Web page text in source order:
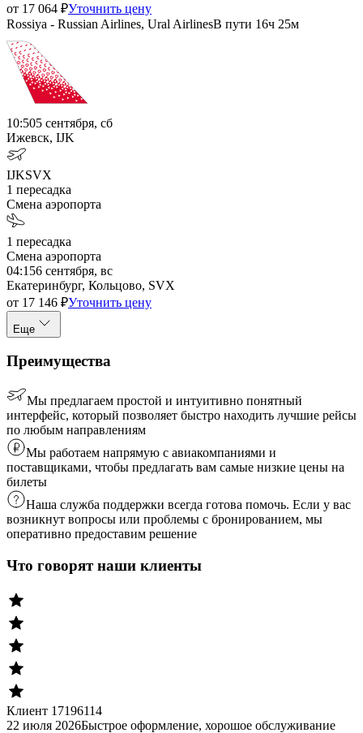
от 17 064 ₽Уточнить цену
Rossiya - Russian Airlines, Ural AirlinesВ пути 16ч 25м
10:505 сентября, сб
Ижевск, IJK
IJKSVX
1 пересадка
Смена аэропорта
1 пересадка
Смена аэропорта
04:156 сентября, вс
Екатеринбург, Кольцово, SVX
от 17 146 ₽Уточнить цену
Еще
Преимущества
Мы предлагаем простой и интуитивно понятный
интерфейс, который позволяет быстро находить лучшие рейсы
по любым направлениям
Мы работаем напрямую с авиакомпаниями и
поставщиками, чтобы предлагать вам самые низкие цены на
билеты
Наша служба поддержки всегда готова помочь. Если у вас
возникнут вопросы или проблемы с бронированием, мы
оперативно предоставим решение
Что говорят наши клиенты
Клиент 17196114
22 июля 2026Быстрое оформление, хорошое обслуживание